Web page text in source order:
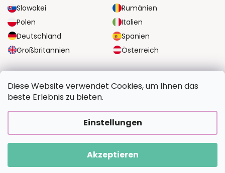
Diese Website verwendet Cookies, um Ihnen das
beste Erlebnis zu bieten.
Einstellungen
Akzeptieren
Slowakei
Rumänien
Polen
Italien
Deutschland
Spanien
Großbritannien
Österreich
SICHERE ZAHLUNGSOPTIONEN
Erstellt von Shoptet Premium|UpraviloFV STUDIO
BildvomFoto.de. Alle Rechte vorbehalten.